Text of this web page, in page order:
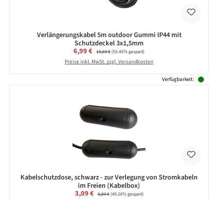
Verlängerungskabel 5m outdoor Gummi IP44 mit
Schutzdeckel 3x1,5mm
Verkaufspreis:
6,99 € Regulärer Preis:
15,69 €(55.45% gespart)
Preise inkl. MwSt. zzgl. Versandkosten
Verfügbarkeit:
Kabelschutzdose, schwarz - zur Verlegung von Stromkabeln
im Freien (Kabelbox)
Verkaufspreis:
3,09 € Regulärer Preis:
6,09 €(49.26% gespart)